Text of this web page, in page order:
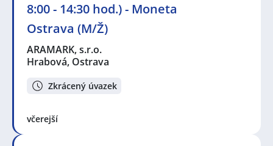
8:00 - 14:30 hod.) - Moneta
Ostrava (M/Ž)
ARAMARK, s.r.o.
Hrabová, Ostrava
Zkrácený úvazek
včerejší